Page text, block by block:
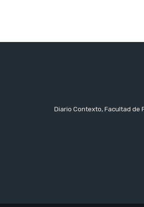
Diario Contexto, Facultad de